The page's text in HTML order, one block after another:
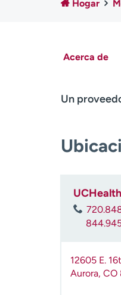
Hogar
Acerca de
Un
12605 E.
Aurora, CO